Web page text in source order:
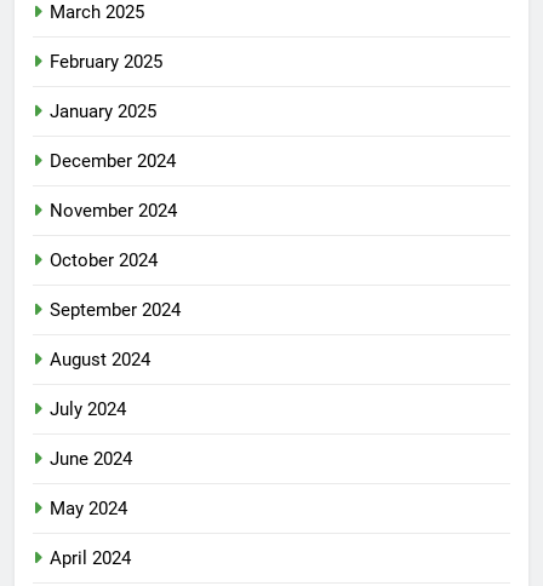
March 2025
February 2025
January 2025
December 2024
November 2024
October 2024
September 2024
August 2024
July 2024
June 2024
May 2024
April 2024